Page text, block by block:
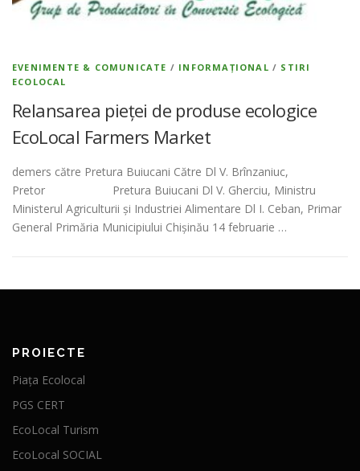
EVENIMENTE & COMUNICATE / INFORMAȚIONAL / STIRI
ECOLOCAL
Relansarea pieței de produse ecologice
EcoLocal Farmers Market
demers către Pretura Buiucani Către Dl V. Brînzaniuc,
Pretor Pretura Buiucani Dl V. Gherciu, Ministru
Ministerul Agriculturii și Industriei Alimentare Dl I. Ceban, Primar
General Primăria Municipiului Chișinău 14 februarie …
PROIECTE
Piața Ecolocal
PGS CERT
EcoLocal Turism
EcoLocal SOCIAL